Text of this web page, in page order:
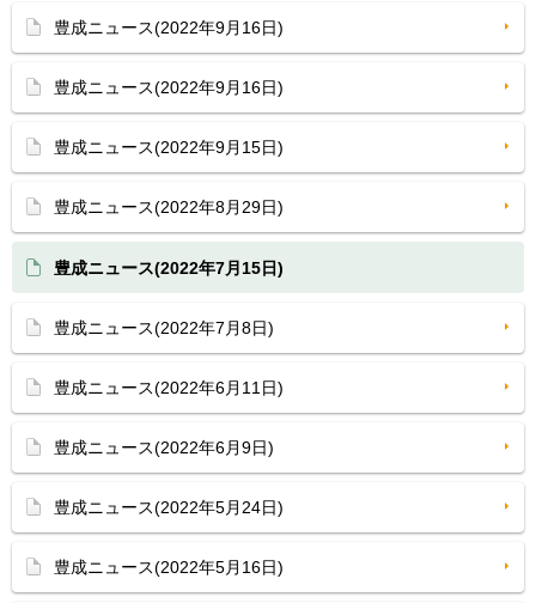
豊成ニュース(2022年9月16日)
豊成ニュース(2022年9月16日)
豊成ニュース(2022年9月15日)
豊成ニュース(2022年8月29日)
豊成ニュース(2022年7月15日)
豊成ニュース(2022年7月8日)
豊成ニュース(2022年6月11日)
豊成ニュース(2022年6月9日)
豊成ニュース(2022年5月24日)
豊成ニュース(2022年5月16日)